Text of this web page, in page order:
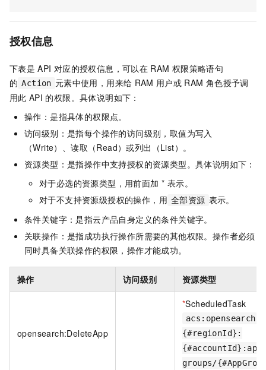
授权信息
下表是 API 对应的授权信息，可以在 RAM 权限策略语句
的 Action 元素中使用，用来给 RAM 用户或 RAM 角色授予调
用此 API 的权限。具体说明如下：
操作：是指具体的权限点。
访问级别：是指每个操作的访问级别，取值为写入
（Write）、读取（Read）或列出（List）。
资源类型：是指操作中支持授权的资源类型。具体说明如下：
对于必选的资源类型，用前面加 * 表示。
对于不支持资源级授权的操作，用 全部资源 表示。
条件关键字：是指云产品自身定义的条件关键字。
关联操作：是指成功执行操作所需要的其他权限。操作者必须
同时具备关联操作的权限，操作才能成功。
操作 访问级别 资源类型
opensearch:DeleteApp
*ScheduledTask
acs:opensearch:
{#regionId}:
groups/